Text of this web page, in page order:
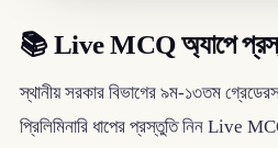
📚Live MCQ অ্যাপে
স্থানীয় সরকার বিভাগের ৯ম-১৩তম
প্রিলিমিনারি ধাপের প্রস্তুতি নিন Live